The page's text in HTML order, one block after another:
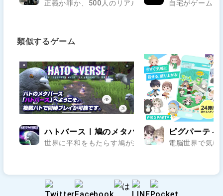
正義か罪か、500人のリアルが交差する街で第二の人
自宅がゲーム
類似するゲーム
ハトバース｜鳩のメタバース
世界に平和をもたらす鳩が主役の鳩だらけメタバー
ピグパーティ
電脳世界で気